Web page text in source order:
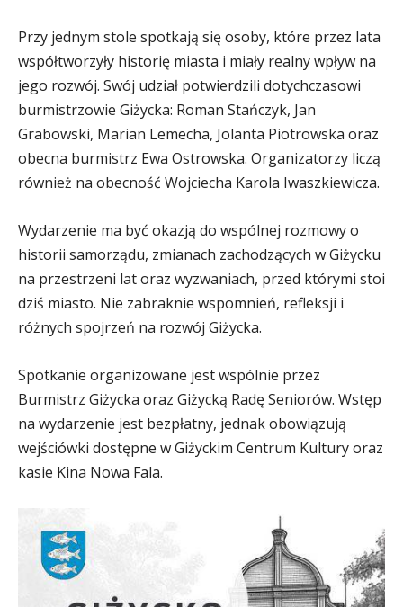
Przy jednym stole spotkają się osoby, które przez lata
współtworzyły historię miasta i miały realny wpływ na
jego rozwój. Swój udział potwierdzili dotychczasowi
burmistrzowie Giżycka: Roman Stańczyk, Jan
Grabowski, Marian Lemecha, Jolanta Piotrowska oraz
obecna burmistrz Ewa Ostrowska. Organizatorzy liczą
również na obecność Wojciecha Karola Iwaszkiewicza.
Wydarzenie ma być okazją do wspólnej rozmowy o
historii samorządu, zmianach zachodzących w Giżycku
na przestrzeni lat oraz wyzwaniach, przed którymi stoi
dziś miasto. Nie zabraknie wspomnień, refleksji i
różnych spojrzeń na rozwój Giżycka.
Spotkanie organizowane jest wspólnie przez
Burmistrz Giżycka oraz Giżycką Radę Seniorów. Wstęp
na wydarzenie jest bezpłatny, jednak obowiązują
wejściówki dostępne w Giżyckim Centrum Kultury oraz
kasie Kina Nowa Fala.